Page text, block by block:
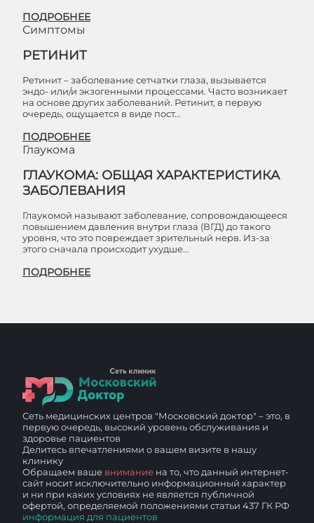
ПОДРОБНЕЕ
Симптомы
РЕТИНИТ
Ретинит – заболевание сетчатки глаза, вызывается
эндо- или/и экзогенными процессами. Часто возникает
на основе других заболеваний. Ретинит, в первую
очередь, ощущается в виде пост…
ПОДРОБНЕЕ
Глаукома
ГЛАУКОМА: ОБЩАЯ ХАРАКТЕРИСТИКА
ЗАБОЛЕВАНИЯ
Глаукомой называют заболевание, сопровождающееся
повышением давления внутри глаза (ВГД) до такого
уровня, что это повреждает зрительный нерв. Из-за
этого сначала происходит ухудше…
ПОДРОБНЕЕ
Сеть медицинских центров "Московский доктор" – это, в
первую очередь, высокий уровень обслуживания и
здоровье пациентов
Делитесь впечатлениями о вашем визите в нашу
клинику
Обращаем ваше внимание на то, что данный интернет-
сайт носит исключительно информационный характер
и ни при каких условиях не является публичной
офертой, определяемой положениями статьи 437 ГК РФ
информация для пациентов